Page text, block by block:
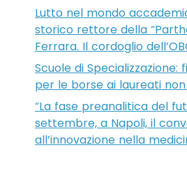
Lutto nel mondo
storico rettore della
Ferrara. Il cordoglio
Scuole di
per le borse ai laureati
“La fase preanalitica del
settembre, a Napoli, il
all’innovazione nella